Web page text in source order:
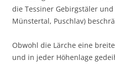
die Tessiner Gebirgstäler
Münstertal, Puschlav)
Obwohl die Lärche eine
und in jeder Höhenlage